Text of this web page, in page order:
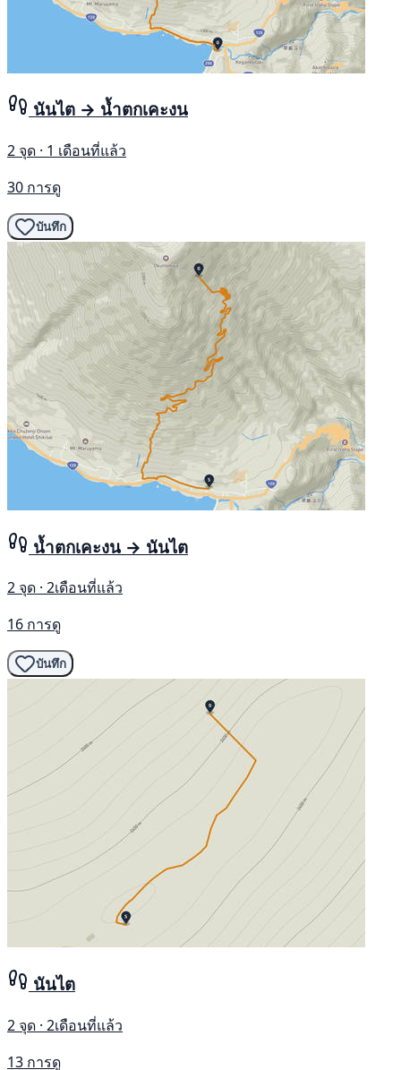
นันไต → น้ำตกเคะงน
2 จุด · 1 เดือนที่แล้ว
30 การดู
บันทึก
น้ำตกเคะงน → นันไต
2 จุด · 2เดือนที่แล้ว
16 การดู
บันทึก
นันไต
2 จุด · 2เดือนที่แล้ว
13 การดู